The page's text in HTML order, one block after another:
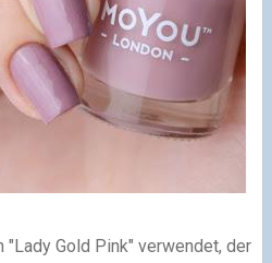
"Lady Gold Pink" verwendet, der